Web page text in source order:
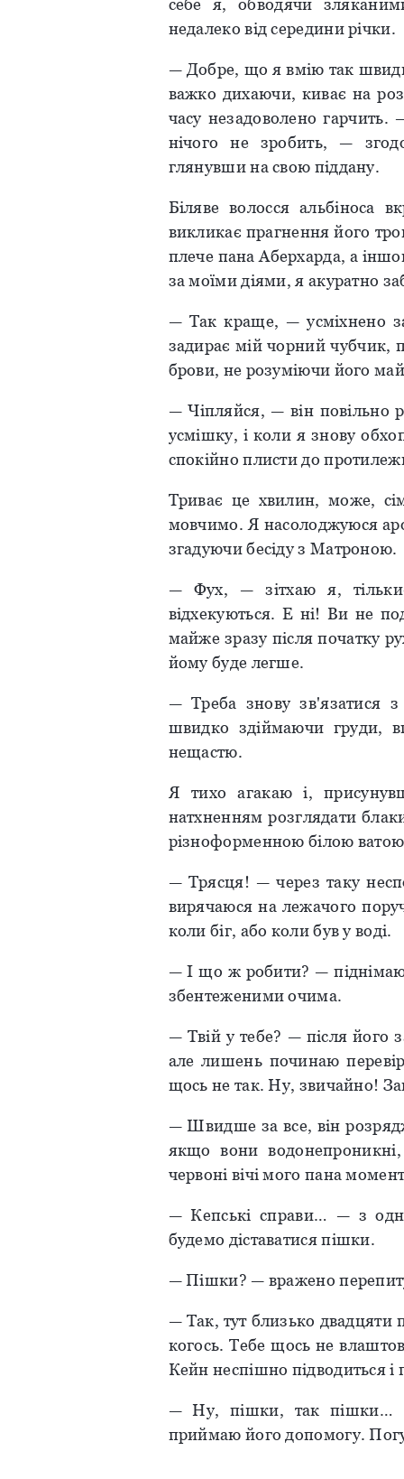
себе я, обводячи
недалеко від середини річки.
— Добре, що я вмію так
важко дихаючи, киває на
часу незадоволено
нічого не зробить, —
глянувши на свою піддану.
Біляве волосся альбіноса
викликає прагнення його
плече пана Аберхарда, а
за моїми діями, я акуратно
— Так краще, — усміхнено
задирає мій чорний
брови, не розуміючи його
— Чіпляйся, — він повільно
усмішку, і коли я знову
спокійно плисти до
Триває це хвилин, може,
мовчимо. Я насолоджуюся
згадуючи бесіду з Матроною.
— Фух, — зітхаю я,
відхекуються. Е ні! Ви не
майже зразу після початку
йому буде легше.
— Треба знову зв'язатися
швидко здіймаючи груди,
нещастю.
Я тихо агакаю і,
натхненням розглядати
різноформенною білою
— Трясця! — через таку
вирячаюся на лежачого
коли біг, або коли був у воді.
— І що ж робити? —
збентеженими очима.
— Твій у тебе? — після його
але лишень починаю
щось не так. Ну, звичайно!
— Швидше за все, він
якщо вони
червоні вічі мого пана
— Кепські справи… — з
будемо діставатися пішки.
— Пішки? — вражено
— Так, тут близько двадцяти
когось. Тебе щось не
Кейн неспішно підводиться і
— Ну, пішки, так пішки…
приймаю його допомогу.